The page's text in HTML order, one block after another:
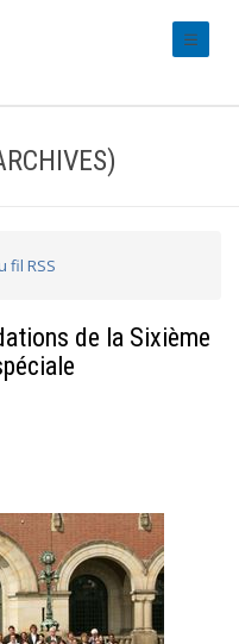
fil RSS
de la Sixième